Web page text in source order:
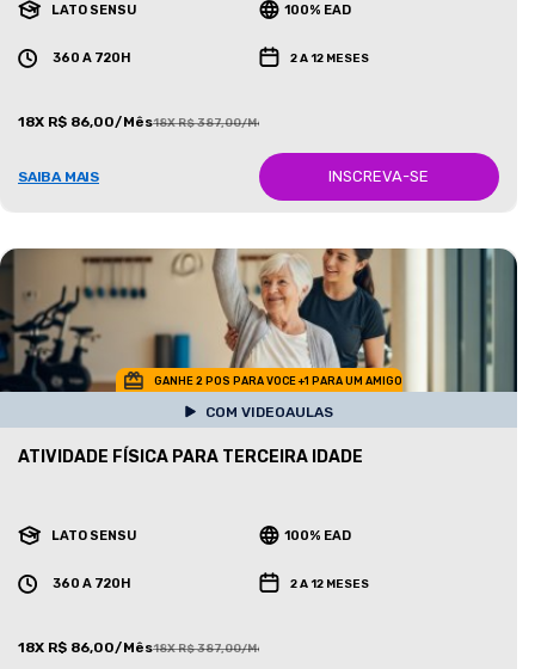
LATO SENSU 100% EAD
360 A 720H 2 A 12 MESES
18X R$ 86,00/Mês18X R$ 387,00/Mês
SAIBA MAIS INSCREVA-SE
GANHE 2 POS PARA VOCE +1 PARA UM AMIGO
COM VIDEOAULAS
ATIVIDADE FÍSICA PARA TERCEIRA IDADE
LATO SENSU 100% EAD
360 A 720H 2 A 12 MESES
18X R$ 86,00/Mês18X R$ 387,00/Mês